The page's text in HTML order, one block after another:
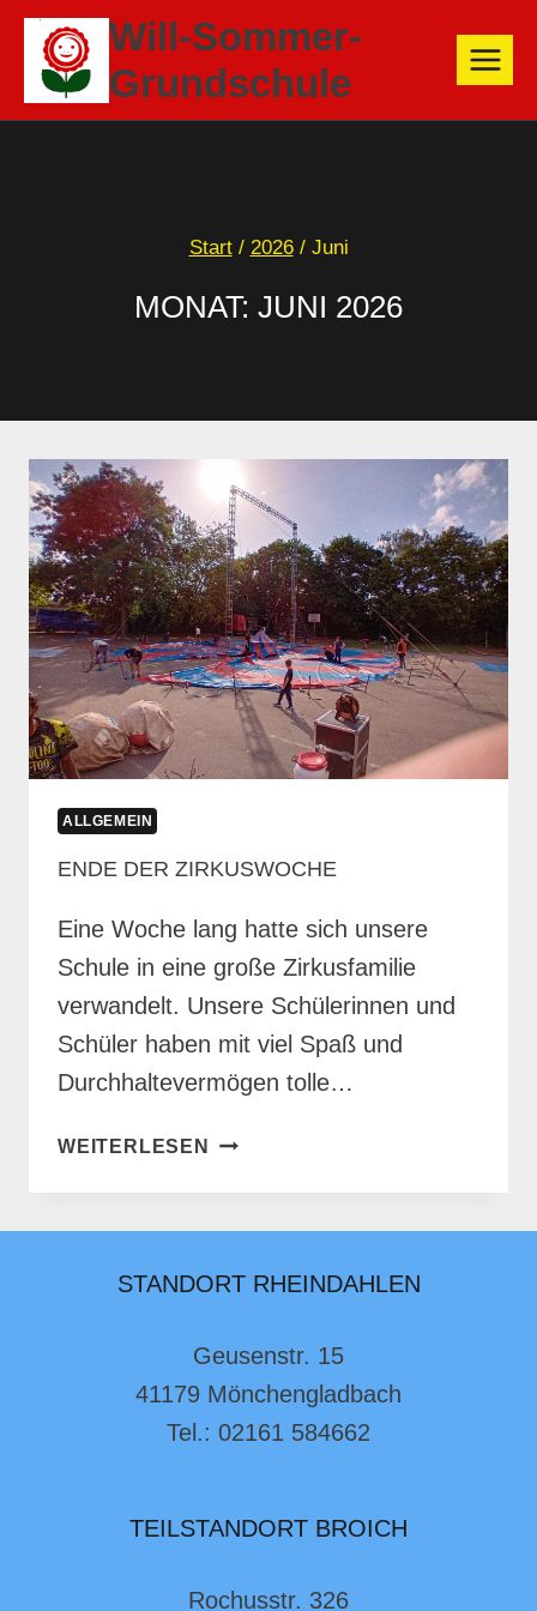
Zum
Inhalt
springen
Will-Sommer-
Grundschule
Start / 2026 / Juni
MONAT: JUNI 2026
ALLGEMEIN
ENDE DER ZIRKUSWOCHE
Eine Woche lang hatte sich unsere
Schule in eine große Zirkusfamilie
verwandelt. Unsere Schülerinnen und
Schüler haben mit viel Spaß und
Durchhaltevermögen tolle…
WEITERLESEN
ENDE
ZIRKUSWOCHE
STANDORT RHEINDAHLEN
Geusenstr. 15
41179 Mönchengladbach
Tel.: 02161 584662
TEILSTANDORT BROICH
Rochusstr. 326